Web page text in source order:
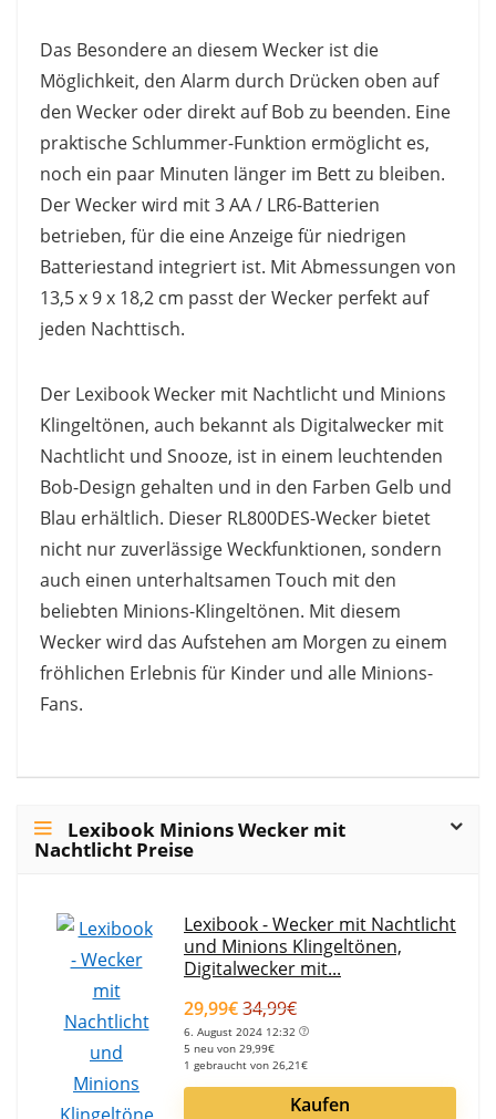
Das Besondere an diesem Wecker ist die
Möglichkeit, den Alarm durch Drücken oben auf
den Wecker oder direkt auf Bob zu beenden. Eine
praktische Schlummer-Funktion ermöglicht es,
noch ein paar Minuten länger im Bett zu bleiben.
Der Wecker wird mit 3 AA / LR6-Batterien
betrieben, für die eine Anzeige für niedrigen
Batteriestand integriert ist. Mit Abmessungen von
13,5 x 9 x 18,2 cm passt der Wecker perfekt auf
jeden Nachttisch.
Der Lexibook Wecker mit Nachtlicht und Minions
Klingeltönen, auch bekannt als Digitalwecker mit
Nachtlicht und Snooze, ist in einem leuchtenden
Bob-Design gehalten und in den Farben Gelb und
Blau erhältlich. Dieser RL800DES-Wecker bietet
nicht nur zuverlässige Weckfunktionen, sondern
auch einen unterhaltsamen Touch mit den
beliebten Minions-Klingeltönen. Mit diesem
Wecker wird das Aufstehen am Morgen zu einem
fröhlichen Erlebnis für Kinder und alle Minions-
Fans.
Lexibook Minions Wecker mit
Nachtlicht Preise
Lexibook - Wecker mit Nachtlicht
und Minions Klingeltönen,
Digitalwecker mit...
29,99€34,99€
6. August 2024 12:32
5 neu von 29,99€
1 gebraucht von 26,21€
Kaufen